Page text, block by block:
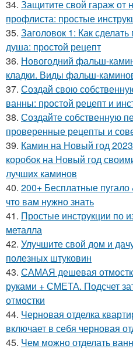
34. Защитите свой гараж
профлиста: простые
35. Заголовок 1: Как
душа: простой рецепт
36. Новогодний фальш-
кладки. Виды фальш-
37. Создай свою
ванны: простой рецепт и
38. Создайте собственную
проверенные рецепты и
39. Камин на Новый год
коробок на Новый год
лучших каминов
40. 200+ Бесплатные
что вам нужно знать
41. Простые инструкции по
металла
42. Улучшите свой дом и
полезных штуковин
43. САМАЯ дешевая
руками + СМЕТА. Подсчет
отмостки
44. Черновая отделка
включает в себя черновая
45. Чем можно отделать